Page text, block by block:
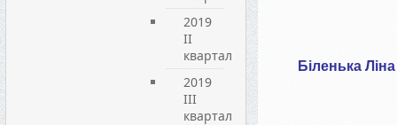
2019
ІI
квартал
2019
ІIІ
квартал
Біленька Ліна